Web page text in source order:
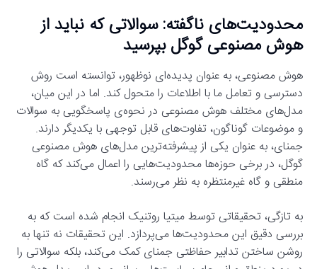
محدودیت‌های ناگفته: سوالاتی که نباید از
هوش مصنوعی گوگل بپرسید
هوش مصنوعی، به عنوان پدیده‌ای نوظهور، توانسته است روش
دسترسی و تعامل ما با اطلاعات را متحول کند. اما در این میان،
مدل‌های مختلف هوش مصنوعی در نحوه‌ی پاسخگویی به سوالات
و موضوعات گوناگون، تفاوت‌های قابل توجهی با یکدیگر دارند.
جمنای، به عنوان یکی از پیشرفته‌ترین مدل‌های هوش مصنوعی
گوگل، در برخی حوزه‌ها محدودیت‌هایی را اعمال می‌کند که گاه
منطقی و گاه غیرمنتظره به نظر می‌رسند.
به تازگی، تحقیقاتی توسط میتیا روتنیک انجام شده است که به
بررسی دقیق این محدودیت‌ها می‌پردازد. این تحقیقات نه تنها به
روشن ساختن تدابیر حفاظتی جمنای کمک می‌کند، بلکه سوالاتی را